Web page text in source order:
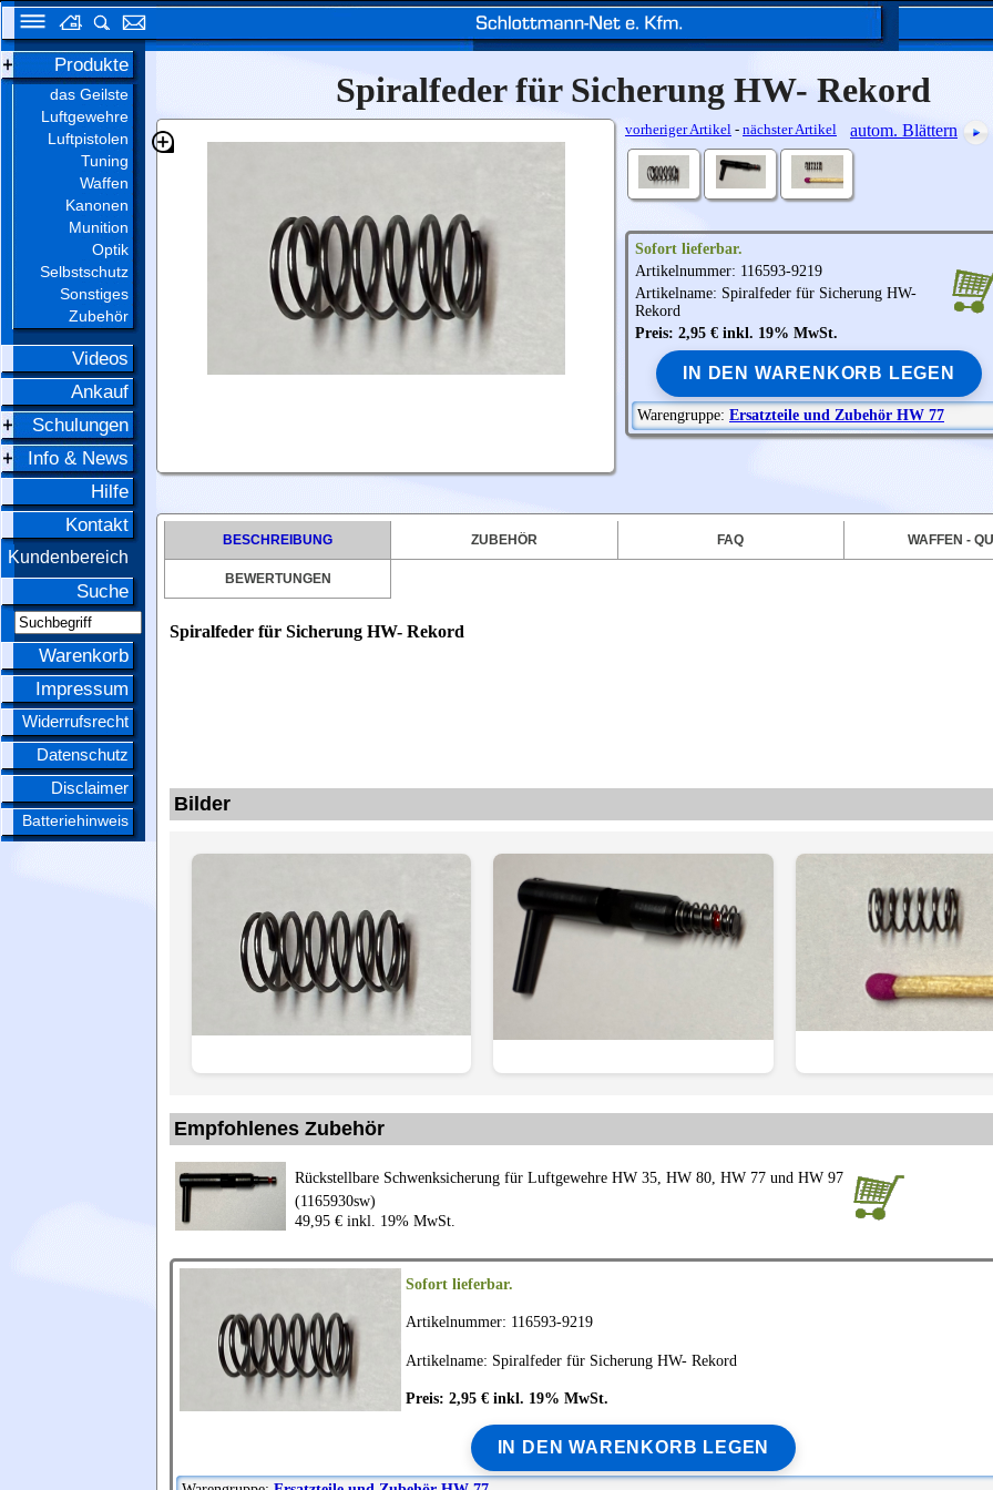
Produkte
das Geilste
Luftgewehre
Luftpistolen
Tuning
Waffen
Kanonen
Munition
Optik
Selbstschutz
Sonstiges
Zubehör
Videos
Ankauf
Schulungen
Info & News
Hilfe
Kontakt
Kundenbereich
Suche
Warenkorb
Impressum
Widerrufsrecht
Datenschutz
Disclaimer
Batteriehinweis
Spiralfeder für Sicherung HW- Rekord
vorheriger Artikel - nächster Artikel autom. Blättern
Sofort lieferbar.
Artikelnummer: 116593-9219
Artikelname: Spiralfeder für Sicherung HW-
Rekord
Preis: 2,95 € inkl. 19% MwSt.
IN DEN WARENKORB LEGEN
Warengruppe: Ersatzteile und Zubehör HW 77
BESCHREIBUNG ZUBEHÖR FAQ WAFFEN -
BEWERTUNGEN
Spiralfeder für Sicherung HW- Rekord
Bilder
Empfohlenes Zubehör
Rückstellbare Schwenksicherung für Luftgewehre HW 35, HW 80, HW 77 und HW 97
(1165930sw)
49,95 € inkl. 19% MwSt.
Sofort lieferbar.
Artikelnummer: 116593-9219
Artikelname: Spiralfeder für Sicherung HW- Rekord
Preis: 2,95 € inkl. 19% MwSt.
IN DEN WARENKORB LEGEN